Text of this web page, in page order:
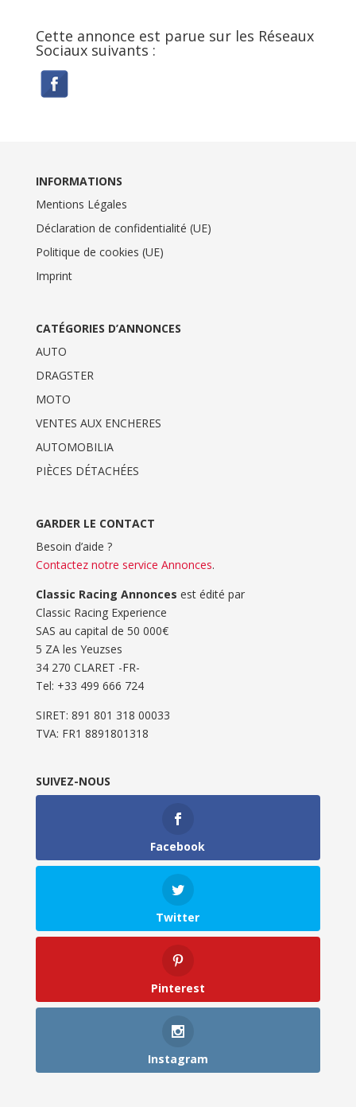
Cette annonce est parue sur les Réseaux
Sociaux suivants :
INFORMATIONS
Mentions Légales
Déclaration de confidentialité (UE)
Politique de cookies (UE)
Imprint
CATÉGORIES D’ANNONCES
AUTO
DRAGSTER
MOTO
VENTES AUX ENCHERES
AUTOMOBILIA
PIÈCES DÉTACHÉES
GARDER LE CONTACT
Besoin d’aide ?
Contactez notre service Annonces.
Classic Racing Annonces est édité par
Classic Racing Experience
SAS au capital de 50 000€
5 ZA les Yeuzses
34 270 CLARET -FR-
Tel: ‭+33 499 666 724‬
SIRET: 891 801 318 00033
TVA: FR1 8891801318
SUIVEZ-NOUS
Facebook
Twitter
Pinterest
Instagram